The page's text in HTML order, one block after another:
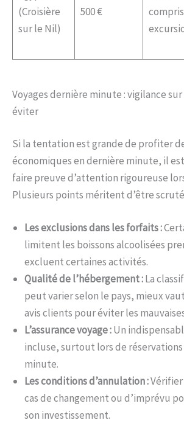
(Croisière
sur le Nil)
500 €
Voyages dernière minute : vigilance sur
éviter
Si la tentation est grande de profiter
économiques en dernière minute, il
faire preuve d’attention rigoureuse
Plusieurs points méritent d’être
Les exclusions dans les forfaits :
limitent les boissons alcoolisées
excluent certaines activités.
Qualité de l’hébergement :La
peut varier selon le pays, mieux
avis clients pour éviter les
L’assurance voyage :Un
incluse, surtout lors de
minute.
Les conditions d’annulation :
cas de changement ou d’imprévu
son investissement.